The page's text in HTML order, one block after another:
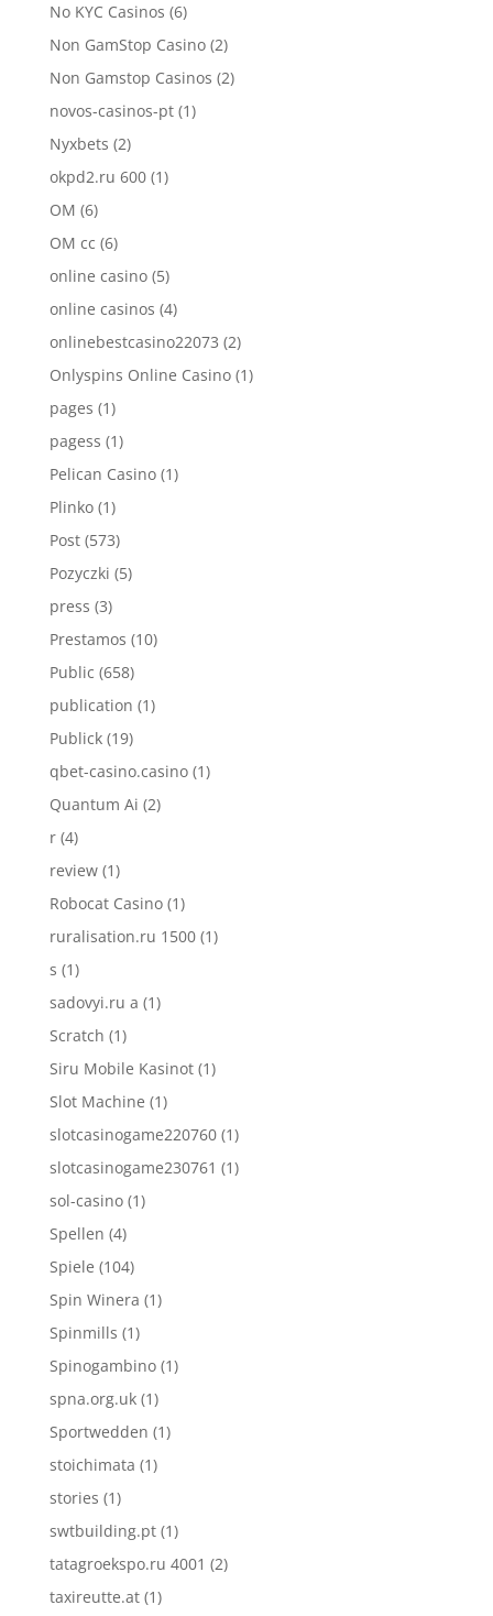
No KYC Casinos (6)
Non GamStop Casino(2)
Non Gamstop Casinos (2)
novos-casinos-pt(1)
Nyxbets (2)
okpd2.ru 600(1)
OM (6)
OM cc (6)
online casino(5)
online casinos (4)
onlinebestcasino22073 (2)
Onlyspins Online Casino(1)
pages (1)
pagess (1)
Pelican Casino(1)
Plinko(1)
Post(573)
Pozyczki (5)
press (3)
Prestamos (10)
Public (658)
publication (1)
Publick(19)
qbet-casino.casino(1)
Quantum Ai (2)
r(4)
review(1)
Robocat Casino(1)
ruralisation.ru 1500(1)
s (1)
sadovyi.ru a (1)
Scratch (1)
Siru Mobile Kasinot(1)
Slot Machine (1)
slotcasinogame220760(1)
slotcasinogame230761 (1)
sol-casino(1)
Spellen (4)
Spiele (104)
Spin Winera (1)
Spinmills (1)
Spinogambino(1)
spna.org.uk(1)
Sportwedden (1)
stoichimata (1)
stories (1)
swtbuilding.pt(1)
tatagroekspo.ru 4001 (2)
taxireutte.at(1)